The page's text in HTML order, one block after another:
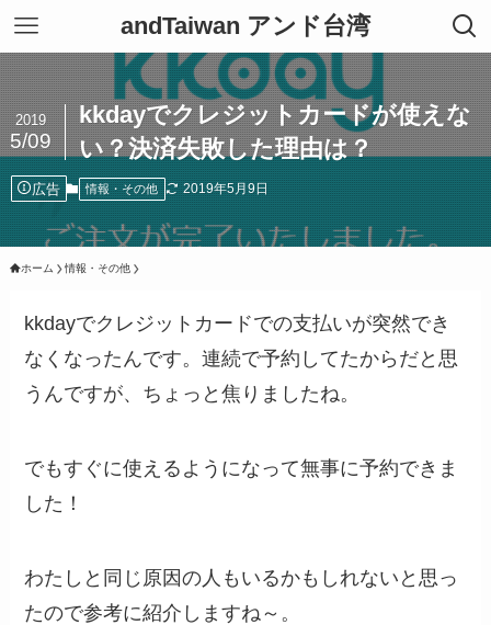
andTaiwan アンド台湾
kkdayでクレジットカードが使えな
い？決済失敗した理由は？
2019
5/09
広告 情報・その他 2019年5月9日
ホーム 情報・その他
kkdayでクレジットカードでの支払いが突然でき
なくなったんです。連続で予約してたからだと思
うんですが、ちょっと焦りましたね。
でもすぐに使えるようになって無事に予約できま
した！
わたしと同じ原因の人もいるかもしれないと思っ
たので参考に紹介しますね～。